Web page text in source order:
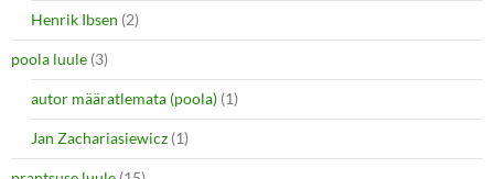
Henrik Ibsen (2)
poola luule (3)
autor määratlemata (poola) (1)
Jan Zachariasiewicz (1)